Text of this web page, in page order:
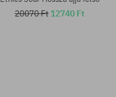
20070 Ft 12740 Ft